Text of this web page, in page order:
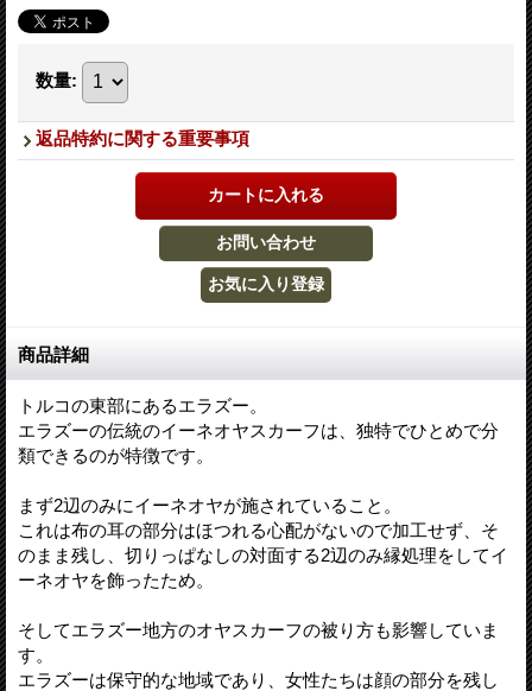
数量:
返品特約に関する重要事項
商品詳細
トルコの東部にあるエラズー。
エラズーの伝統のイーネオヤスカーフは、独特でひとめで分
類できるのが特徴です。
まず2辺のみにイーネオヤが施されていること。
これは布の耳の部分はほつれる心配がないので加工せず、そ
のまま残し、切りっぱなしの対面する2辺のみ縁処理をしてイ
ーネオヤを飾ったため。
そしてエラズー地方のオヤスカーフの被り方も影響していま
す。
エラズーは保守的な地域であり、女性たちは顔の部分を残し